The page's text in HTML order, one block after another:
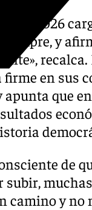
el 2026
y
firme en sus
apunta que
de
subir,
camino y